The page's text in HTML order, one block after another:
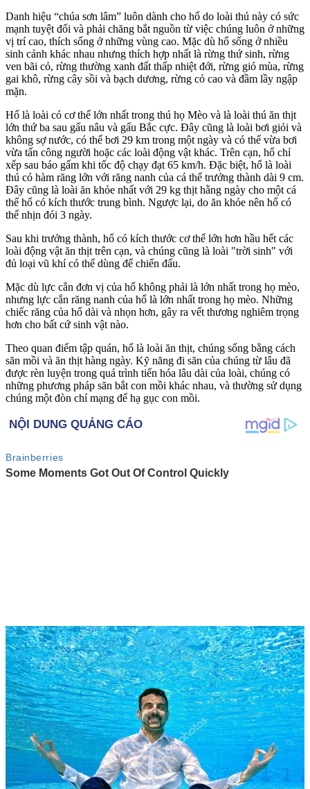
Danh hiệu “chúa sơn lâm” luôn dành cho hổ do loài thú này có sức
mạnh tuyệt đối và phải chăng bắt nguồn từ việc chúng luôn ở những
vị trí cao, thích sống ở những vùng cao. Mặc dù hổ sống ở nhiều
sinh cảnh khác nhau nhưng thích hợp nhất là rừng thứ sinh, rừng
ven bãi cỏ, rừng thường xanh đất thấp nhiệt đới, rừng gió mùa, rừng
gai khô, rừng cây sồi và bạch dương, rừng cỏ cao và đầm lầy ngập
mặn.
Hổ là loài có c‌ơ th‌ể lớn nhất trong thú họ Mèo và là loài thú ăn thịt
lớn thứ ba sau gấu nâu và gấu Bắc cực. Đây cũng là loài bơi giỏi và
không sợ nước, có thể bơi 29 km trong một ngày và có thể vừa bơi
vừa tấn công người hoặc các loài động vật khác. Trên cạn, hổ chỉ
xếp sau báo gấm khi tốc độ chạy đạt 65 km/h. Đặc biệt, hổ là loài
thú có hàm răng lớn với răng nanh của cá thể trưởng thành dài 9 cm.
Đây cũng là loài ăn khỏe nhất với 29 kg thịt hằng ngày cho một cá
thể hổ có kích thước trung bình. Ngược lại, do ăn khỏe nên hổ có
thể nhịn đói 3 ngày.
Sau khi trưởng thành, hổ có kích thước c‌ơ th‌ể lớn hơn hầu hết các
loài động vật ăn thịt trên cạn, và chúng cũng là loài "trời sinh" với
đủ loại vũ khí có thể dùng để chiến đấu.
Mặc dù lực cắn đơn vị của hổ không phải là lớn nhất trong họ mèo,
nhưng lực cắn răng nanh của hổ là lớn nhất trong họ mèo. Những
chiếc răng của hổ dài và nhọn hơn, gây ra vết thương nghiêm trọng
hơn cho bất cứ sinh vật nào.
Theo quan điểm tập quán, hổ là loài ăn thịt, chúng sống bằng cách
săn mồi và ăn thịt hàng ngày. Kỹ năng đi săn của chúng từ lâu đã
được rèn luyện trong quá trình tiến hóa lâu dài của loài, chúng có
những phương pháp săn bắt con mồi khác nhau, và thường sử dụng
chúng một đòn chí mạng để hạ gục con mồi.